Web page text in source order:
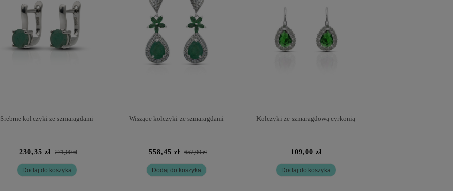
Srebrne kolczyki ze szmaragdami
230,35 zł 271,00 zł
Dodaj do koszyka
Wiszące kolczyki ze szmaragdami
558,45 zł 657,00 zł
Dodaj do koszyka
Kolczyki ze szmaragdową cyrkonią
109,00 zł
Dodaj do koszyka